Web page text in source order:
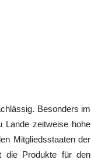
Besonders im
Lande zeitweise hohe
Mitgliedsstaaten der
die Produkte für den